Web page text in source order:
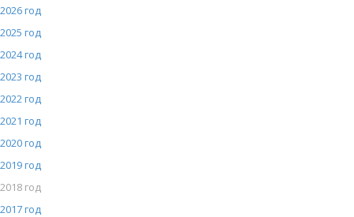
2026 год
2025 год
2024 год
2023 год
2022 год
2021 год
2020 год
2019 год
2018 год
2017 год